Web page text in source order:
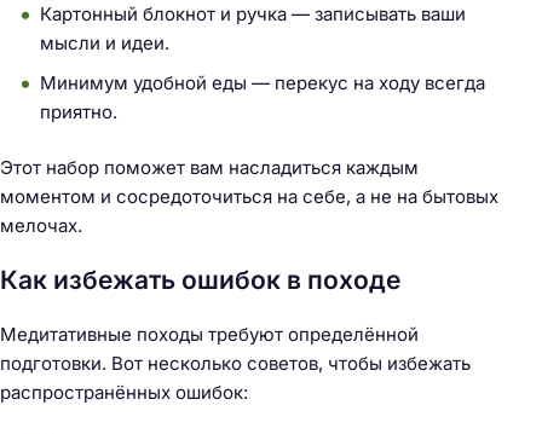
Картонный блокнот и ручка — записывать ваши
мысли и идеи.
Минимум удобной еды — перекус на ходу всегда
приятно.
Этот набор поможет вам насладиться каждым
моментом и сосредоточиться на себе, а не на бытовых
мелочах.
Как избежать ошибок в походе
Медитативные походы требуют определённой
подготовки. Вот несколько советов, чтобы избежать
распространённых ошибок: